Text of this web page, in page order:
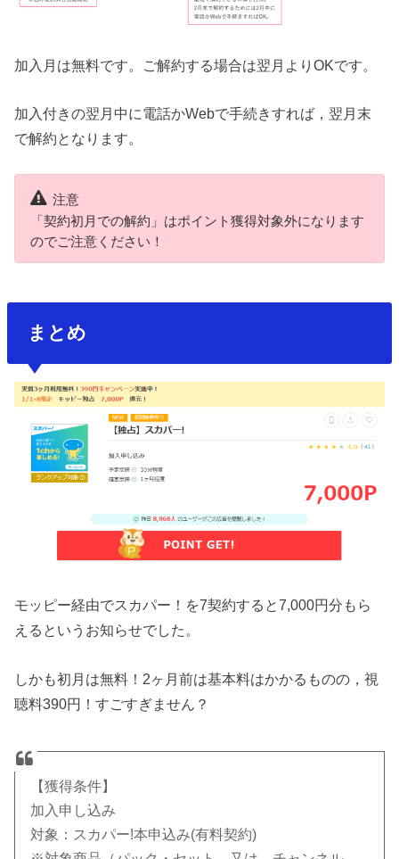
加入月は無料です。ご解約する場合は翌月よりOKです。
加入付きの翌月中に電話かWebで手続きすれば，翌月末
で解約となります。
注意
「契約初月での解約」はポイント獲得対象外になります
のでご注意ください！
まとめ
モッピー経由でスカパー！を7契約すると7,000円分もら
えるというお知らせでした。
しかも初月は無料！2ヶ月前は基本料はかかるものの，視
聴料390円！すごすぎません？
【獲得条件】
加入申し込み
対象：スカパー!本申込み(有料契約)